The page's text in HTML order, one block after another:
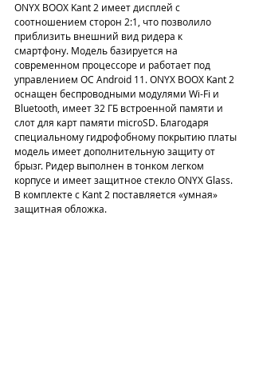
ONYX BOOX Kant 2 имеет дисплей с
соотношением сторон 2:1, что позволило
приблизить внешний вид ридера к
смартфону. Модель базируется на
современном процессоре и работает под
управлением ОС Android 11. ONYX BOOX Kant 2
оснащен беспроводными модулями Wi-Fi и
Bluetooth, имеет 32 ГБ встроенной памяти и
слот для карт памяти microSD. Благодаря
специальному гидрофобному покрытию платы
модель имеет дополнительную защиту от
брызг. Ридер выполнен в тонком легком
корпусе и имеет защитное стекло ONYX Glass.
В комплекте с Kant 2 поставляется «умная»
защитная обложка.